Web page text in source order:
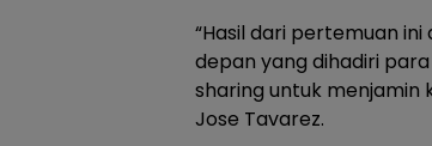
“Hasil dari pertemuan
depan yang dihadiri
sharing untuk menjamin
Jose Tavarez.